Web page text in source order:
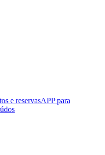
e reservasAPP para